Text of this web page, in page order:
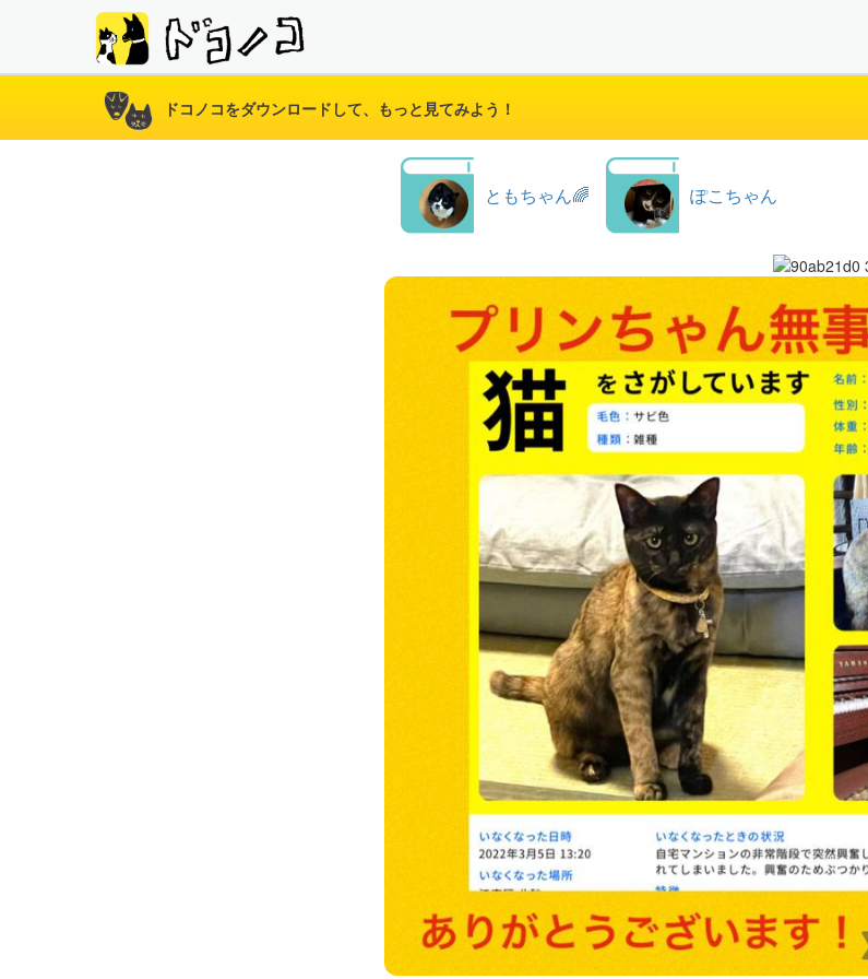
ドコノコをダウンロードして、もっと見てみよう！
ともちゃん🌈 ぽこちゃん